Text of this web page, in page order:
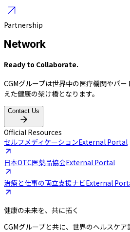
Partnership
Network
Ready to Collaborate.
CGMグループは世界中の医疗機関やパ
えた健康の架け橋となります。
Contact Us
Official Resources
セルフメディケーションExternal Portal
日本OTC医薬品協会External Portal
治療と仕事の両立支援ナビExternal
健康の未来を、共に拓く
CGMグループと共に、世界のヘルスケア